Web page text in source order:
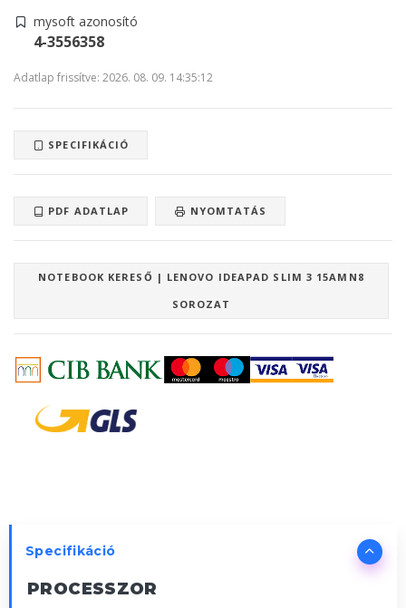
mysoft azonosító
4-3556358
Adatlap frissítve: 2026. 08. 09. 14:35:12
SPECIFIKÁCIÓ
PDF ADATLAP NYOMTATÁS
NOTEBOOK KERESŐ | LENOVO IDEAPAD SLIM 3 15AMN8
SOROZAT
Specifikáció
PROCESSZOR